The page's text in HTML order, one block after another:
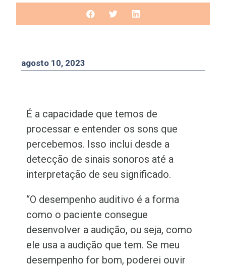
agosto 10, 2023
É a capacidade que temos de
processar e entender os sons que
percebemos. Isso inclui desde a
detecção de sinais sonoros até a
interpretação de seu significado.
“O desempenho auditivo é a forma
como o paciente consegue
desenvolver a audição, ou seja, como
ele usa a audição que tem. Se meu
desempenho for bom, poderei ouvir